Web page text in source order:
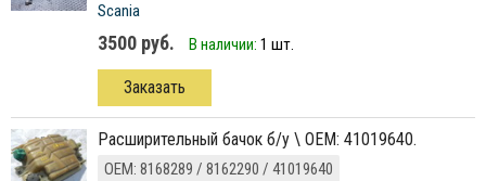
Scania
3500 руб. В наличии: 1 шт.
Заказать
расширительный бачок б/у \ ОЕМ: 41019640.
ОЕМ: 8168289 / 8162290 / 41019640